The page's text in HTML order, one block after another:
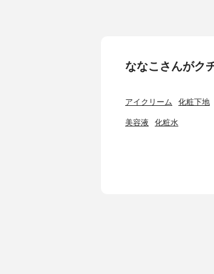
ななこさんがク
アイクリーム 化粧下地
美容液 化粧水